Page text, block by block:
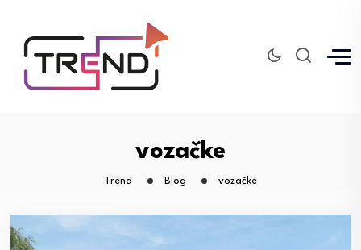
vozačke
Trend Blog vozačke